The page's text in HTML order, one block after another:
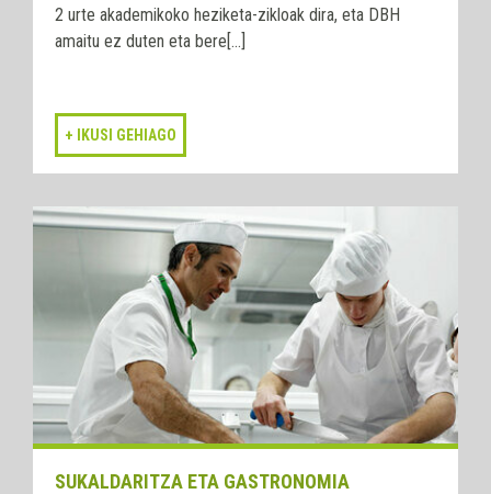
2 urte akademikoko heziketa-zikloak dira, eta DBH
amaitu ez duten eta bere[...]
SUKALDARITZA ETA GASTRONOMIA